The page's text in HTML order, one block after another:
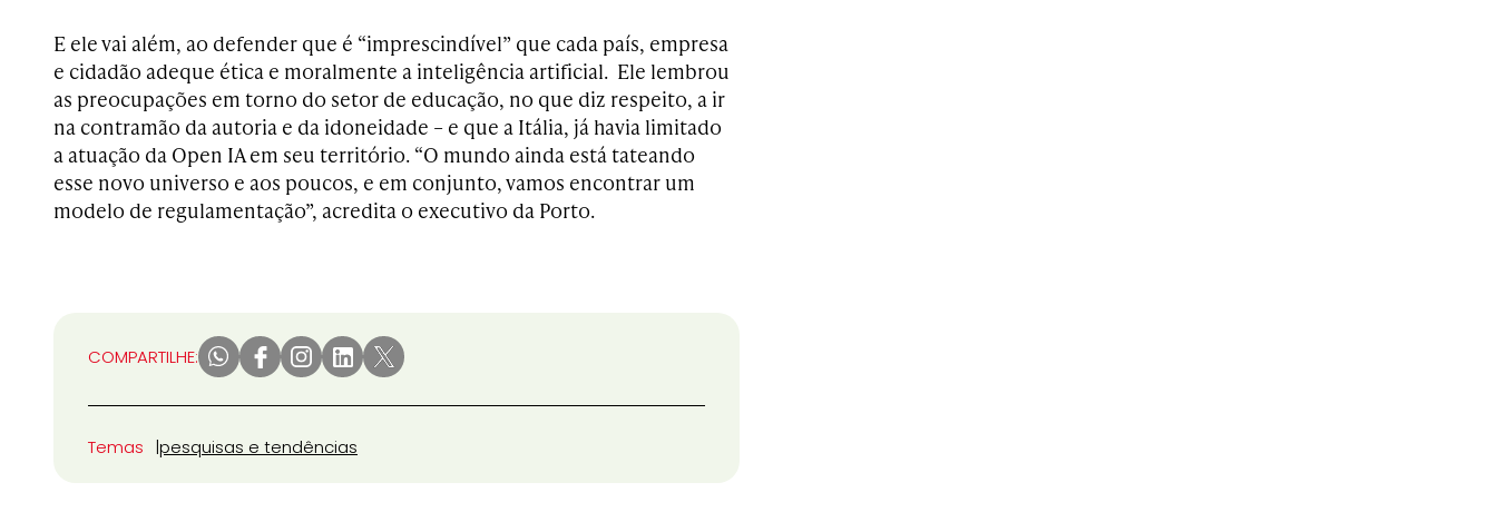
E ele vai além, ao defender que é “imprescindível” que cada país, empresa
e cidadão adeque ética e moralmente a inteligência artificial. Ele lembrou
as preocupações em torno do setor de educação, no que diz respeito, a ir
na contramão da autoria e da idoneidade – e que a Itália, já havia limitado
a atuação da Open IA em seu território. “O mundo ainda está tateando
esse novo universo e aos poucos, e em conjunto, vamos encontrar um
modelo de regulamentação”, acredita o executivo da Porto.
COMPARTILHE:
Temas pesquisas e tendências